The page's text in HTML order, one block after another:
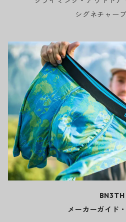
シグネチャー
BN3TH
メーカーガイド